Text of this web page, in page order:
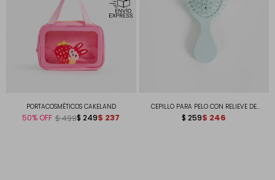
PORTACOSMÉTICOS CAKELAND
50 $ 249
$499 $ 237
CEPILLO PARA PELO CON RELIEVE DE
MARIPOSA
$ 259$ 246